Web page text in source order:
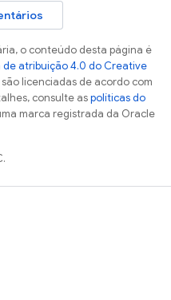
o conteúdo desta página é
de atribuição 4.0 do Creative
licenciadas de acordo com
consulte aspolíticas do
marca registrada da Oracle